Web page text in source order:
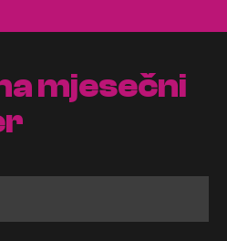
mjesečni